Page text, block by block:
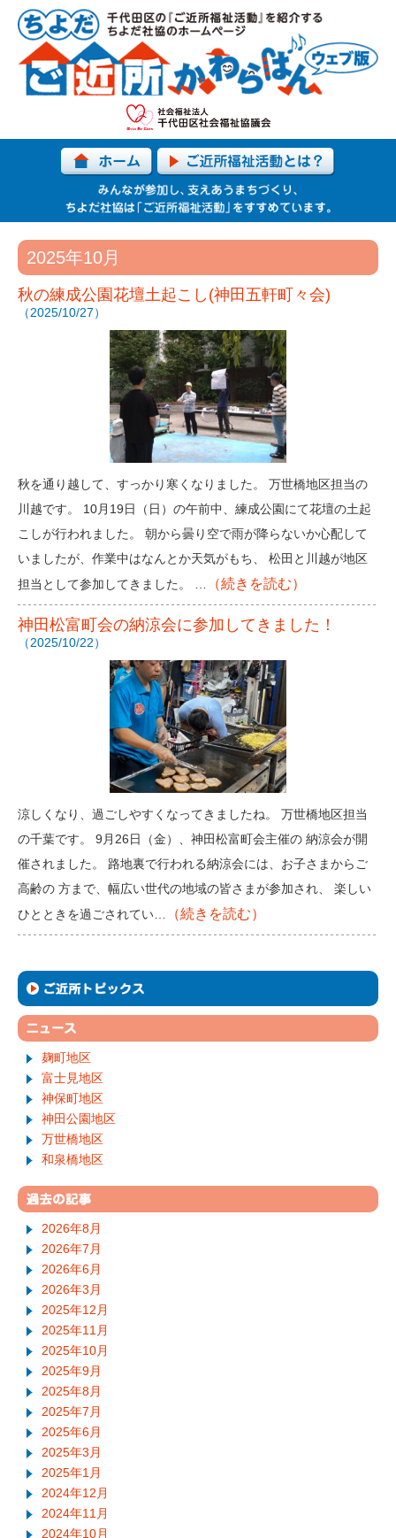
2025年10月
秋の練成公園花壇土起こし(神田五軒町々会)
（2025/10/27）
秋を通り越して、すっかり寒くなりました。 万世橋地区担当の
川越です。 10月19日（日）の午前中、練成公園にて花壇の土起
こしが行われました。 朝から曇り空で雨が降らないか心配して
いましたが、作業中はなんとか天気がもち、 松田と川越が地区
担当として参加してきました。 …
（続きを読む）
神田松富町会の納涼会に参加してきました！
（2025/10/22）
涼しくなり、過ごしやすくなってきましたね。 万世橋地区担当
の千葉です。 9月26日（金）、神田松富町会主催の 納涼会が開
催されました。 路地裏で行われる納涼会には、お子さまからご
高齢の 方まで、幅広い世代の地域の皆さまが参加され、 楽しい
ひとときを過ごされてい…
（続きを読む）
麹町地区
富士見地区
神保町地区
神田公園地区
万世橋地区
和泉橋地区
2026年8月
2026年7月
2026年6月
2026年3月
2025年12月
2025年11月
2025年10月
2025年9月
2025年8月
2025年7月
2025年6月
2025年3月
2025年1月
2024年12月
2024年11月
2024年10月